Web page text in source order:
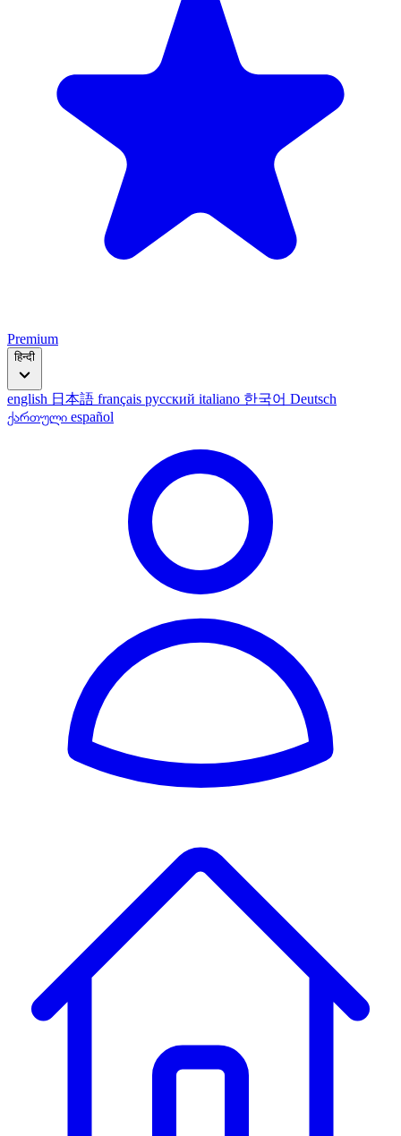
Premium
हिन्दी
english 日本語 français русский italiano 한국어 Deutsch
ქართული español